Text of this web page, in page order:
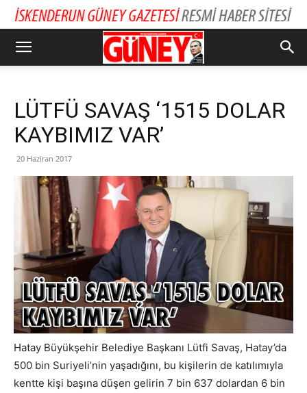
LÜTFÜ SAVAŞ ‘1515 DOLAR
KAYBIMIZ VAR’
20 Haziran 2017
Hatay Büyükşehir Belediye Başkanı Lütfi Savaş, Hatay’da
500 bin Suriyeli’nin yaşadığını, bu kişilerin de katılımıyla
kentte kişi başına düşen gelirin 7 bin 637 dolardan 6 bin